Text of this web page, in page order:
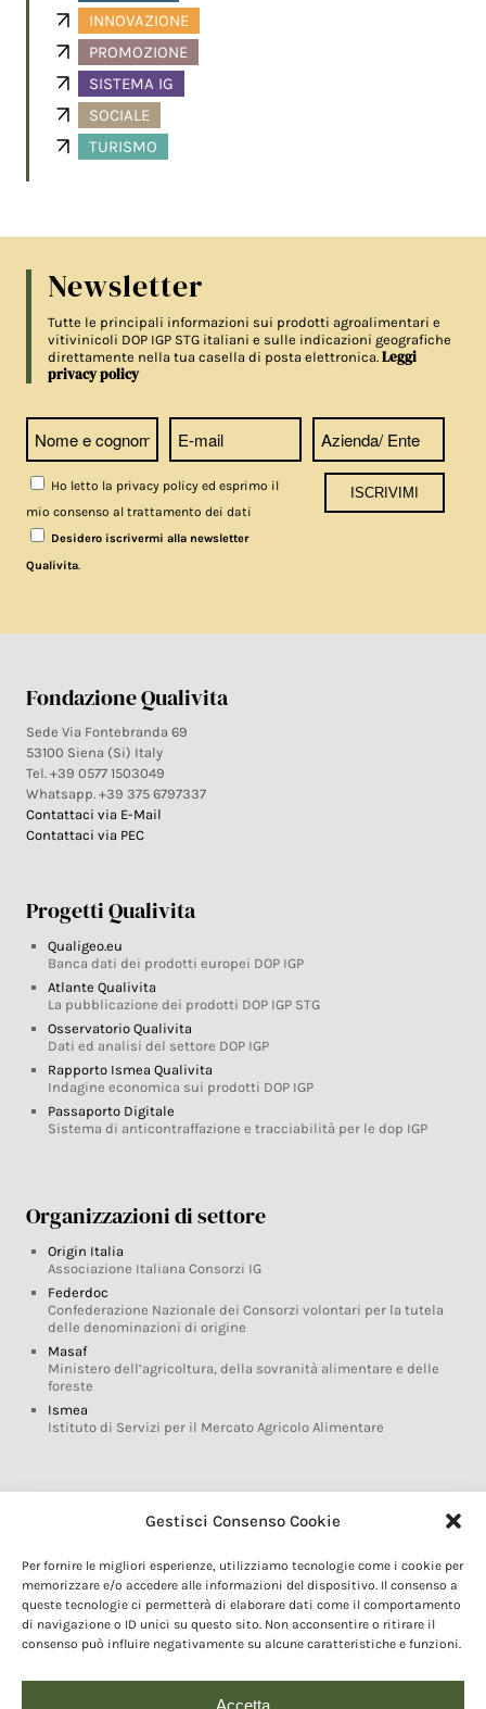
Gestisci Consenso Cookie
Per fornire le migliori esperienze, utilizziamo tecnologie come i cookie per
memorizzare e/o accedere alle informazioni del dispositivo. Il consenso a
queste tecnologie ci permetterà di elaborare dati come il comportamento
di navigazione o ID unici su questo sito. Non acconsentire o ritirare il
consenso può influire negativamente su alcune caratteristiche e funzioni.
Accetta
INNOVAZIONE
PROMOZIONE
SISTEMA IG
SOCIALE
TURISMO
Newsletter
Tutte le principali informazioni sui prodotti agroalimentari e
vitivinicoli DOP IGP STG italiani e sulle indicazioni geografiche
direttamente nella tua casella di posta elettronica.Leggi
privacy policy
Ho letto la privacy policy ed esprimo il
mio consenso al trattamento dei dati
Desidero iscrivermi alla newsletter
Qualivita.
Fondazione Qualivita
Sede Via Fontebranda 69
53100 Siena (Si) Italy
Tel. +39 0577 1503049
Whatsapp. +39 375 6797337
Contattaci via E-Mail
Contattaci via PEC
Progetti Qualivita
Qualigeo.eu
Banca dati dei prodotti europei DOP IGP
Atlante Qualivita
La pubblicazione dei prodotti DOP IGP STG
Osservatorio Qualivita
Dati ed analisi del settore DOP IGP
Rapporto Ismea Qualivita
Indagine economica sui prodotti DOP IGP
Passaporto Digitale
Sistema di anticontraffazione e tracciabilità per le dop IGP
Organizzazioni di settore
Origin Italia
Associazione Italiana Consorzi IG
Federdoc
Confederazione Nazionale dei Consorzi volontari per la tutela
delle denominazioni di origine
Masaf
Ministero dell’agricoltura, della sovranità alimentare e delle
foreste
Ismea
Istituto di Servizi per il Mercato Agricolo Alimentare
Glossario DOP IGP
Marchi DOP IGP
Normativa prodotti DOP IGP
Consorzi di Tutela
Farm To Fork e prodotti DOP IGP